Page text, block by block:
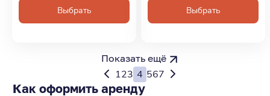
Выбрать Выбрать
Показать ещё
123 4 567
Как оформить аренду